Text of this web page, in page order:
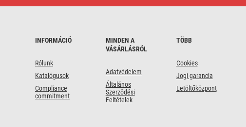
LED
INFORMÁCIÓ
Rólunk
Katalógusok
Compliance
commitment
MINDEN A
VÁSÁRLÁSRÓL
Adatvédelem
Általános
Szerződési
Feltételek
TÖBB
Cookies
Jogi garancia
Letöltőközpont